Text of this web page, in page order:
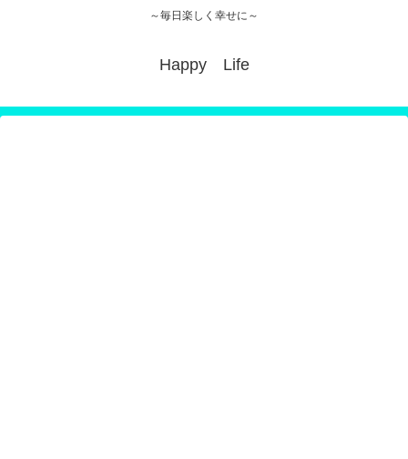
～毎日楽しく幸せに～
Happy Life